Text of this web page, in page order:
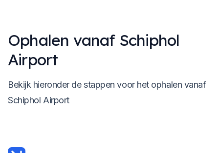
Ophalen vanaf Schiphol
Airport
Bekijk hieronder de stappen voor het ophalen vanaf
Schiphol Airport